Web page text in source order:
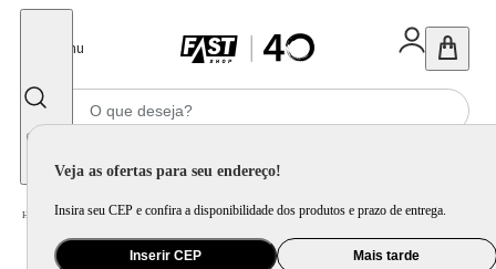
Menu
Veja as ofertas para seu endereço!
Insira seu CEP e confira a disponibilidade dos produtos e prazo de entrega.
Inserir CEP Mais tarde
Home Saúde e Beleza / Balança Corporal Balança Digital Ellegance Mondial Prata 6V Bateria BL-03